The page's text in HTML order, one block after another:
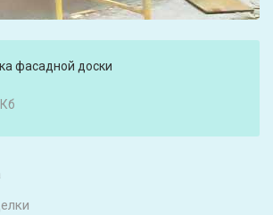
фасадной доски